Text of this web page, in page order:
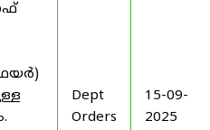
Dept
Orders
15-09-
2025